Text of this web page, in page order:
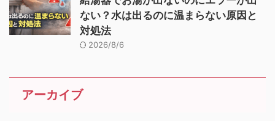
ない？水は出るのに温まらない原因と
対処法
2026/8/6
アーカイブ